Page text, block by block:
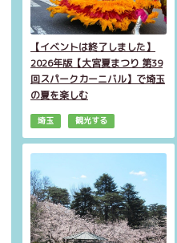
【イベントは終了しました】
2026年版【大宮夏まつり 第39
回スパークカーニバル】で埼玉
の夏を楽しむ
埼玉 観光する